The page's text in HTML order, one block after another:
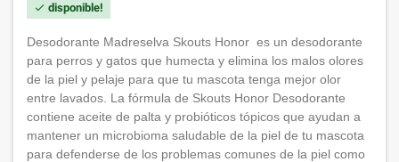
check disponible!
Desodorante Madreselva Skouts Honor es un desodorante
para perros y gatos que humecta y elimina los malos olores
de la piel y pelaje para que tu mascota tenga mejor olor
entre lavados. La fórmula de Skouts Honor Desodorante
contiene aceite de palta y probióticos tópicos que ayudan a
mantener un microbioma saludable de la piel de tu mascota
para defenderse de los problemas comunes de la piel como